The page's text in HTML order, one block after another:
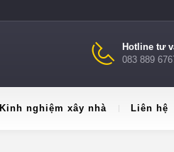
Hotline tư
083 889
Kinh nghiệm xây nhà Liên hệ